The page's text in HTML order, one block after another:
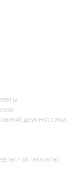
диагностики
/ остеопаты